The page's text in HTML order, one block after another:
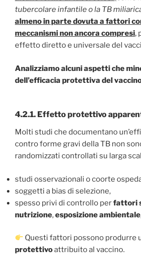
tubercolare infantile o la TB
almeno in parte dovuta a fattori
meccanismi non ancora compresi,
effetto diretto e universale del
Analizziamo alcuni aspetti che
dell’efficacia protettiva del
4.2.1. Effetto protettivo
Molti studi che documentano
contro forme gravi della TB non
randomizzati controllati su larga
studi osservazionali o coorte
soggetti a bias di selezione,
spesso privi di controllo perfattori
nutrizione,esposizione ambientale
Questi fattori possono produrre
protettivoattribuito al vaccino.